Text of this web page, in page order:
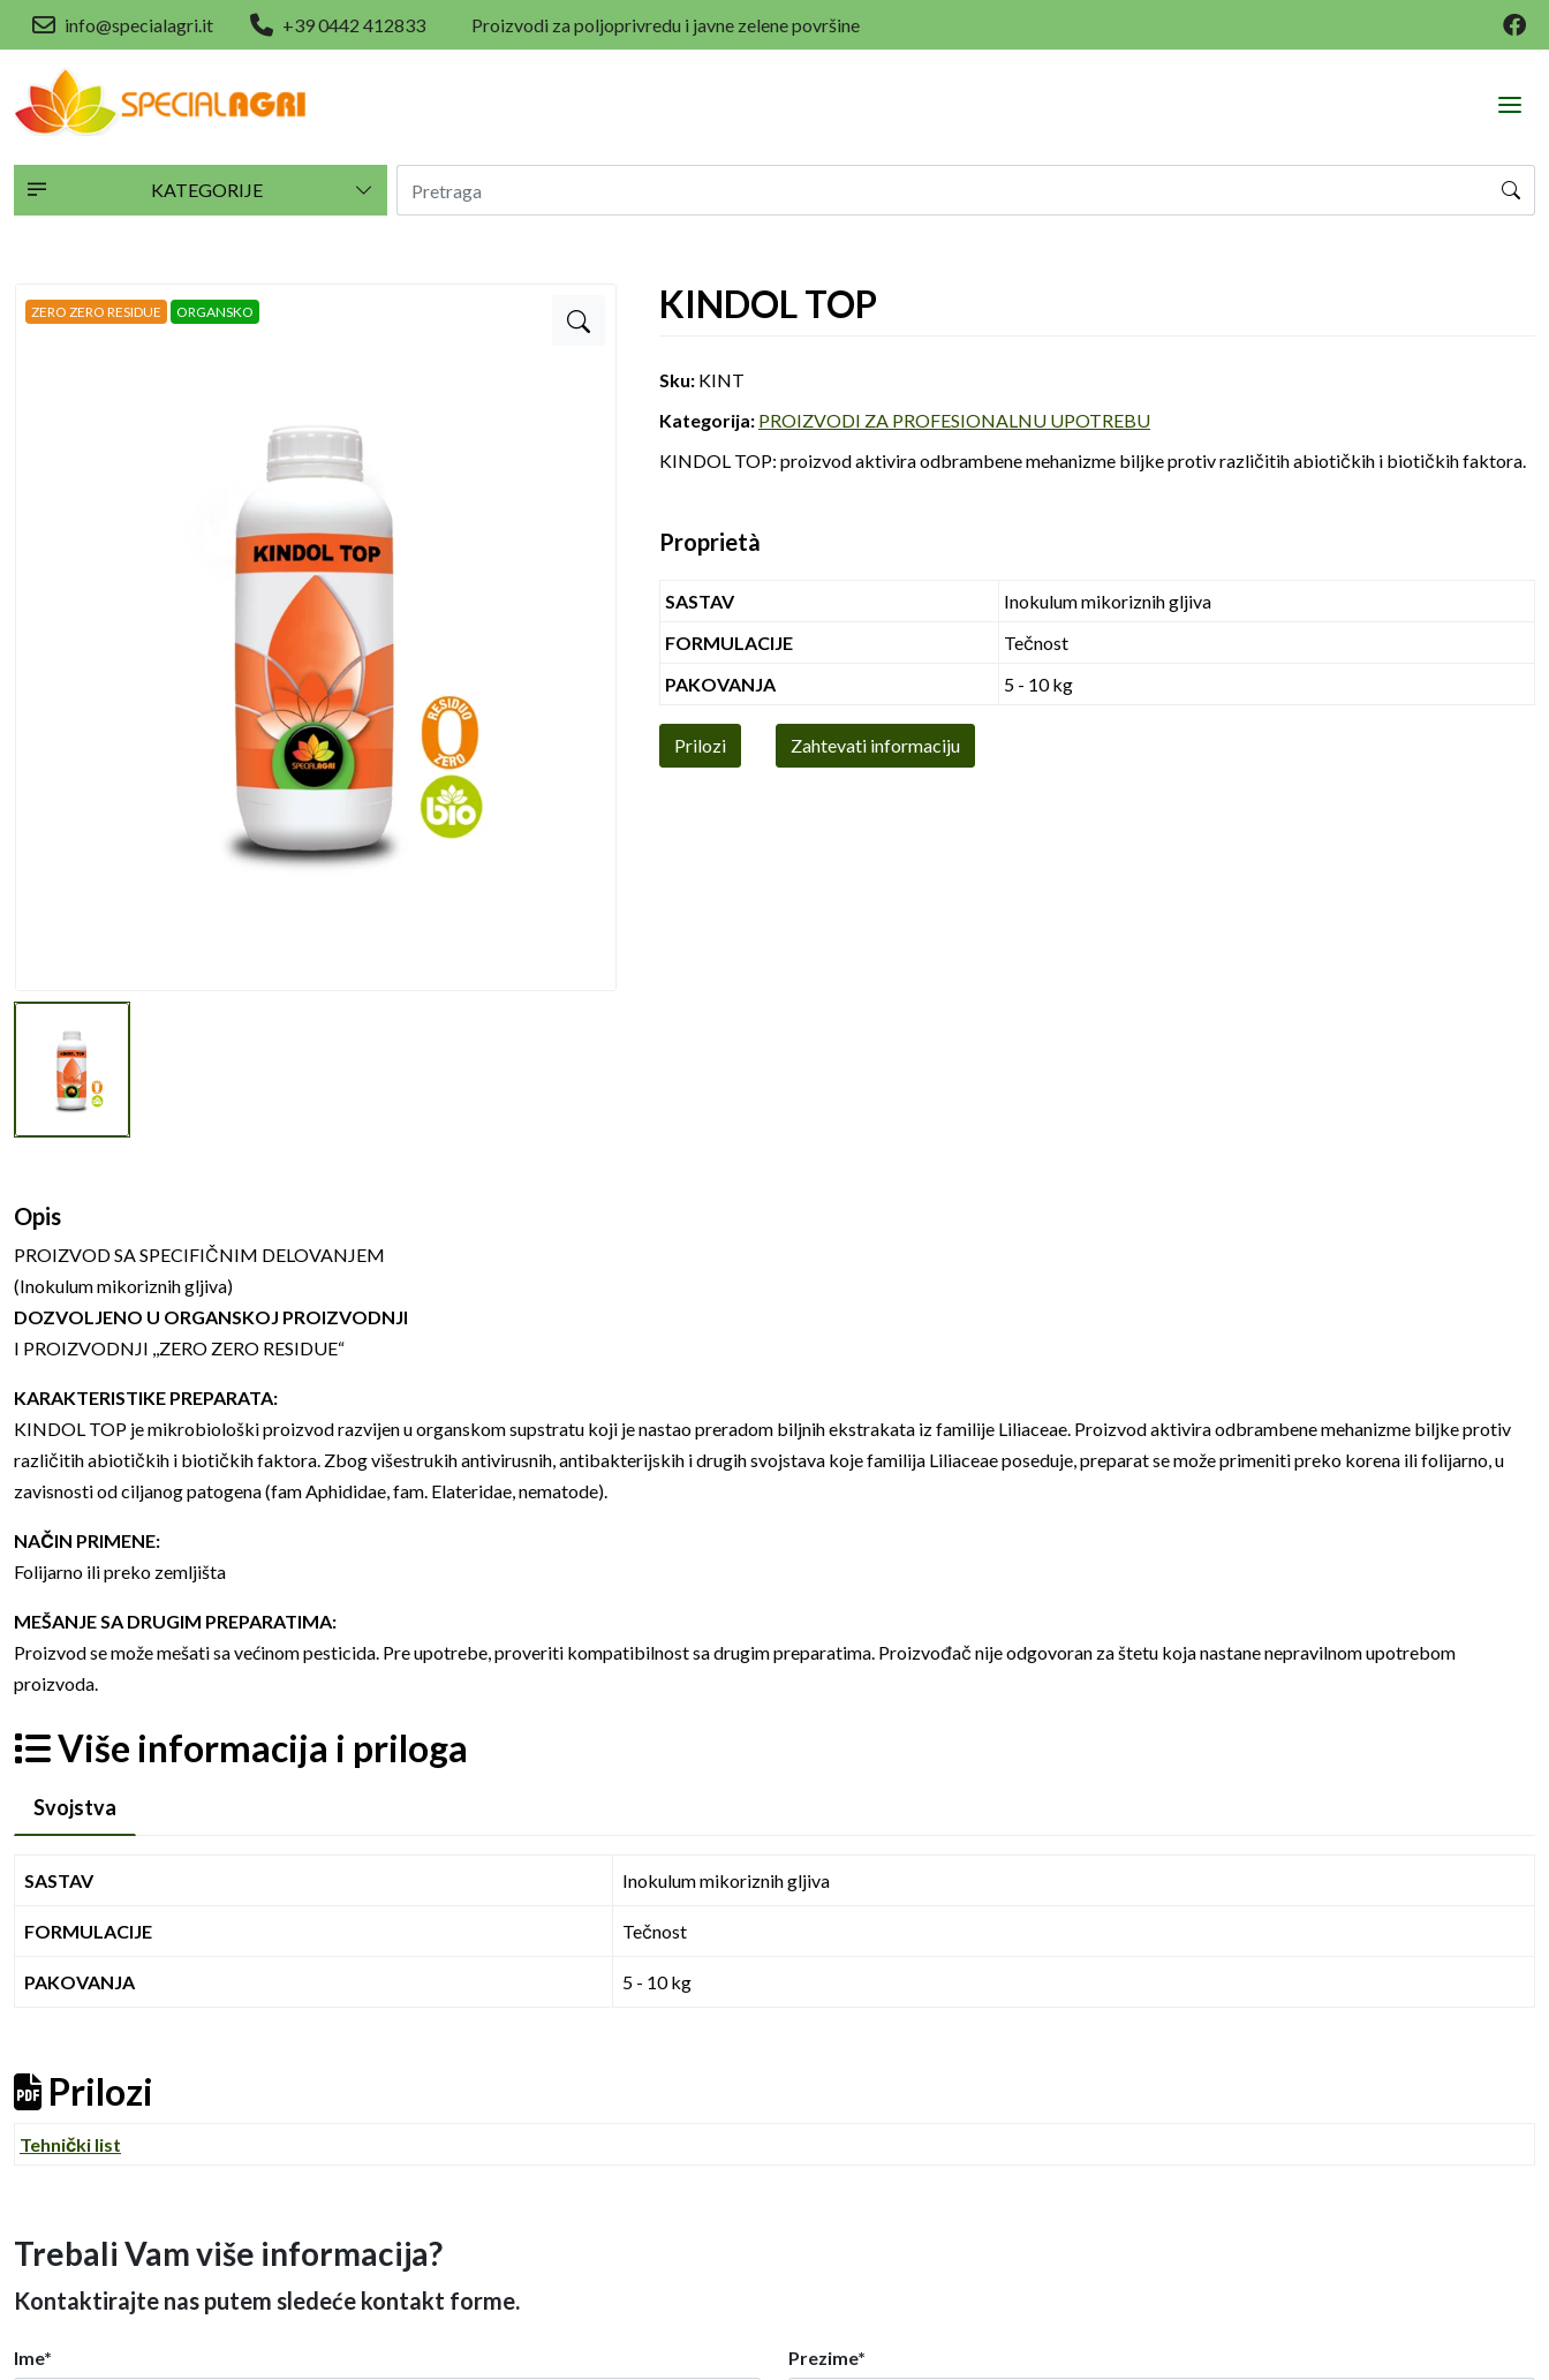
info@specialagri.it +39 0442 412833 Proizvodi za poljoprivredu i javne zelene površine
KATEGORIJE
ZERO ZERO RESIDUE ORGANSKO KINDOL TOP
Sku: KINT
Kategorija: PROIZVODI ZA PROFESIONALNU UPOTREBU
KINDOL TOP: proizvod aktivira odbrambene mehanizme biljke protiv različitih abiotičkih i biotičkih faktora.
Proprietà
SASTAV
Inokulum mikoriznih gljiva
FORMULACIJE
Tečnost
PAKOVANJA
5 - 10 kg
Prilozi Zahtevati informaciju
Opis
PROIZVOD SA SPECIFIČNIM DELOVANJEM
(Inokulum mikoriznih gljiva)
DOZVOLJENO U ORGANSKOJ PROIZVODNJI
I PROIZVODNJI ,,ZERO ZERO RESIDUE“
KARAKTERISTIKE PREPARATA:
KINDOL TOP je mikrobiološki proizvod razvijen u organskom supstratu koji je nastao preradom biljnih ekstrakata iz familije Liliaceae. Proizvod aktivira odbrambene mehanizme biljke protiv
različitih abiotičkih i biotičkih faktora. Zbog višestrukih antivirusnih, antibakterijskih i drugih svojstava koje familija Liliaceae poseduje, preparat se može primeniti preko korena ili folijarno, u
zavisnosti od ciljanog patogena (fam Aphididae, fam. Elateridae, nematode).
NAČIN PRIMENE:
Folijarno ili preko zemljišta
MEŠANJE SA DRUGIM PREPARATIMA:
Proizvod se može mešati sa većinom pesticida. Pre upotrebe, proveriti kompatibilnost sa drugim preparatima. Proizvođač nije odgovoran za štetu koja nastane nepravilnom upotrebom
proizvoda.
Više informacija i priloga
Svojstva
SASTAV Inokulum mikoriznih gljiva
FORMULACIJE Tečnost
PAKOVANJA 5 - 10 kg
Prilozi
Tehnički list
Trebali Vam više informacija?
Kontaktirajte nas putem sledeće kontakt forme.
Ime* Prezime*